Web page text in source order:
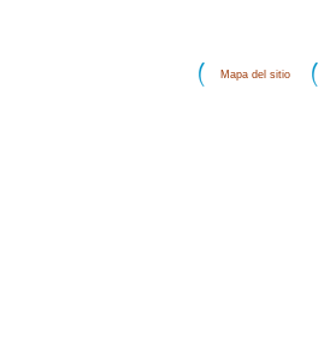
Mapa del sitio